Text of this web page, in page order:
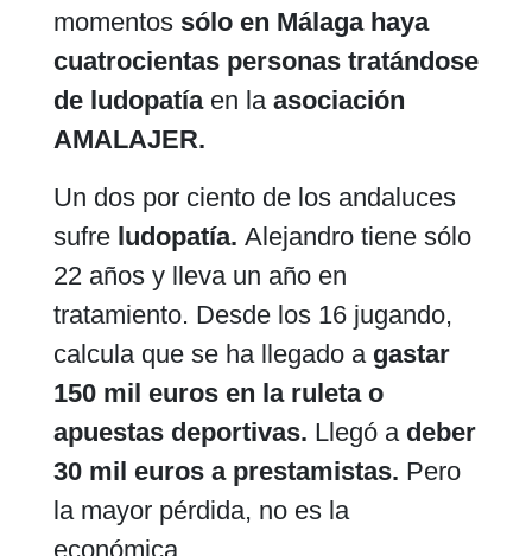
momentos sólo en Málaga haya
cuatrocientas personas tratándose
de ludopatíaen la asociación
AMALAJER.
Un dos por ciento de los andaluces
sufreludopatía. Alejandro tiene sólo
22 años y lleva un año en
tratamiento. Desde los 16 jugando,
calcula que se ha llegado a gastar
150 mil euros en la ruleta o
apuestas deportivas. Llegó a deber
30 mil euros a prestamistas. Pero
la mayor pérdida, no es la
económica.